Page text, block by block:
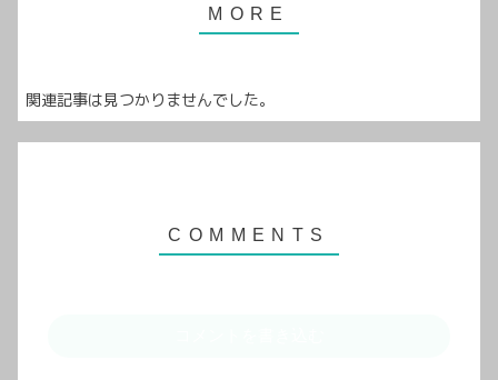
関連記事は見つかりませんでした。